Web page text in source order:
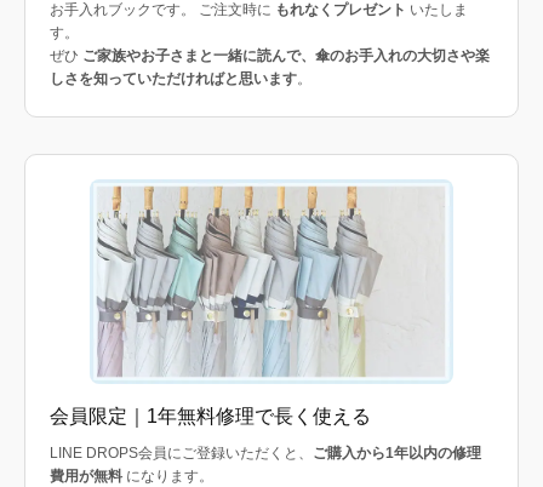
お手入れブックです。 ご注文時に もれなくプレゼント いたしま
す。
ぜひ ご家族やお子さまと一緒に読んで、傘のお手入れの大切さや楽
しさを知っていただければと思います。
会員限定｜1年無料修理で長く使える
LINE DROPS会員にご登録いただくと、 ご購入から1年以内の修理
費用が無料 になります。